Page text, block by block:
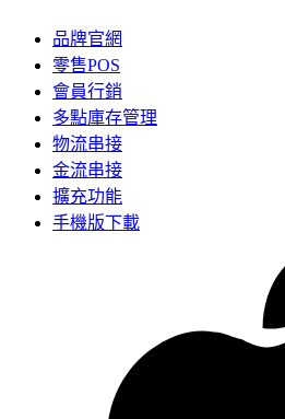
品牌官網
零售POS
會員行銷
多點庫存管理
物流串接
金流串接
擴充功能
手機版下載